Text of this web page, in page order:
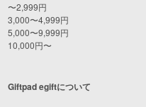
〜2,999円
3,000〜4,999円
5,000〜9,999円
10,000円〜
Giftpad egiftについて